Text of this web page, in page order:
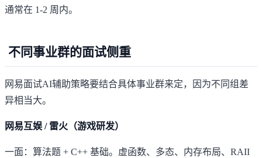
通常在 1-2 周内。
不同事业群的面试侧重
网易面试AI辅助策略要结合具体事业群来定，因为不同组差
异相当大。
网易互娱 / 雷火（游戏研发）
一面：算法题 + C++ 基础。虚函数、多态、内存布局、RAII